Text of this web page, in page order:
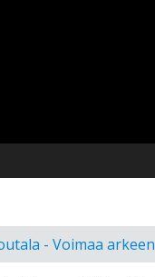
- Voimaa arkeen